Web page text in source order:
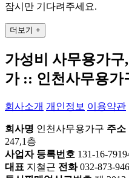
잠시만 기다려주세요.
더보기 +
가성비 사무용가
가 :: 인천사무용가
회사소개 개인정보 이용약관
회사명 인천사무용가구 주소
247,1층
사업자 등록번호 131-16-
대표 지철근 전화032-873-